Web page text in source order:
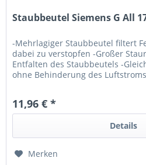
Staubbeutel Siemens G All
-Mehrlagiger Staubbeutel filtert
dabei zu verstopfen -Großer
Entfalten des Staubbeutels -
ohne Behinderung des
11,96 € *
Details
Merken